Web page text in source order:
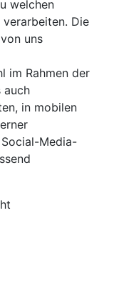
welchen
Die
uns
im Rahmen der
auch
in mobilen
Social-Media-